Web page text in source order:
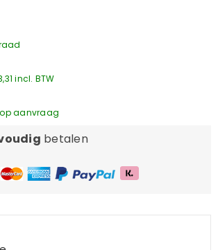
incl. BTW
aanvraag
betalen